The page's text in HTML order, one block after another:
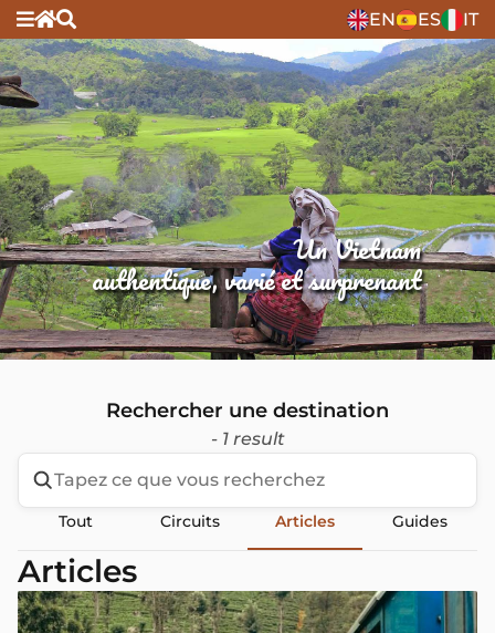
EN ES IT
Un Vietnam
authentique, varié et surprenant
Rechercher une destination
- 1 result
Tout Circuits Articles Guides
Articles